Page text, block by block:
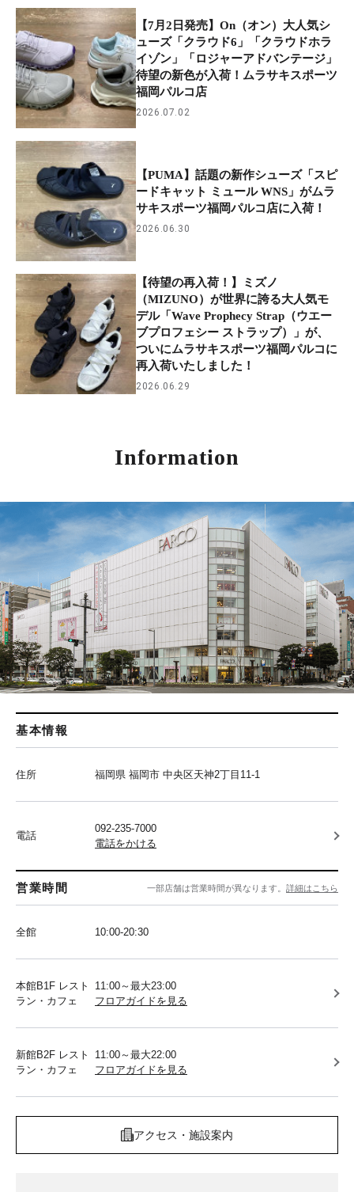
【7月2日発売】On（オン）大人気シ
ューズ「クラウド6」「クラウドホラ
イゾン」「ロジャーアドバンテージ」
待望の新色が入荷！ムラサキスポーツ
福岡パルコ店
2026.07.02
【PUMA】話題の新作シューズ「スピ
ードキャット ミュール WNS」がムラ
サキスポーツ福岡パルコ店に入荷！
2026.06.30
【待望の再入荷！】ミズノ
（MIZUNO）が世界に誇る大人気モ
デル「Wave Prophecy Strap（ウエー
ブプロフェシー ストラップ）」が、
ついにムラサキスポーツ福岡パルコに
再入荷いたしました！
2026.06.29
Information
基本情報
住所 福岡県 福岡市 中央区天神2丁目11-1
電話
092-235-7000
電話をかける
営業時間 一部店舗は営業時間が異なります。 詳細はこちら
全館 10:00-20:30
本館B1F レスト
ラン・カフェ
11:00～最大23:00
フロアガイドを見る
新館B2F レスト
ラン・カフェ
11:00～最大22:00
フロアガイドを見る
アクセス・施設案内